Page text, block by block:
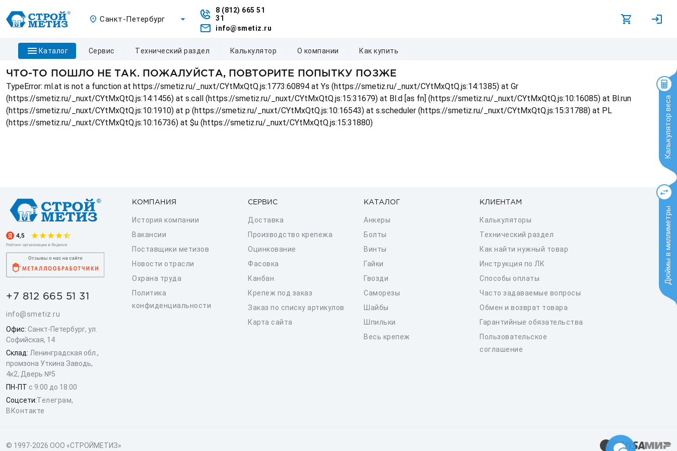
Калькулятор веса
Дюймы в миллиметры
Санкт-Петербург
8 (812) 665 51
31
info@smetiz.ru
каталог сервис технический раздел калькулятор о компании как купить
ЧТО-ТО ПОШЛО НЕ ТАК. ПОЖАЛУЙСТА, ПОВТОРИТЕ ПОПЫТКУ ПОЗЖЕ
TypeError: ml.at is not a function at https://smetiz.ru/_nuxt/CYtMxQtQ.js:1773:60894 at Ys (https://smetiz.ru/_nuxt/CYtMxQtQ.js:14:1385) at Gr
(https://smetiz.ru/_nuxt/CYtMxQtQ.js:14:1456) at s.call (https://smetiz.ru/_nuxt/CYtMxQtQ.js:15:31679) at Bl.d [as fn] (https://smetiz.ru/_nuxt/CYtMxQtQ.js:10:16085) at Bl.run
(https://smetiz.ru/_nuxt/CYtMxQtQ.js:10:1910) at p (https://smetiz.ru/_nuxt/CYtMxQtQ.js:10:16543) at s.scheduler (https://smetiz.ru/_nuxt/CYtMxQtQ.js:15:31788) at PL
(https://smetiz.ru/_nuxt/CYtMxQtQ.js:10:16736) at $u (https://smetiz.ru/_nuxt/CYtMxQtQ.js:15:31880)
+7 812 665 51 31
info@smetiz.ru
Офис: Санкт-Петербург, ул.
Софийская, 14
Склад: Ленинградская обл.,
промзона Уткина Заводь,
4к2, Дверь №5
ПН-ПТ с 9:00 до 18:00
Соцсети:Телеграм,
ВКонтакте
КОМПАНИЯ
История компании
Вакансии
Поставщики метизов
Новости отрасли
Охрана труда
Политика
конфиденциальности
СЕРВИС
Доставка
Производство крепежа
Оцинкование
Фасовка
Канбан
Крепеж под заказ
Заказ по списку артикулов
Карта сайта
КАТАЛОГ
Анкеры
Болты
Винты
Гайки
Гвозди
Саморезы
Шайбы
Шпильки
Весь крепеж
КЛИЕНТАМ
Калькуляторы
Технический раздел
Как найти нужный товар
Инструкция по ЛК
Способы оплаты
Часто задаваемые вопросы
Обмен и возврат товара
Гарантийные обязательства
Пользовательское
соглашение
© 1997-2026 ООО «СТРОЙМЕТИЗ»